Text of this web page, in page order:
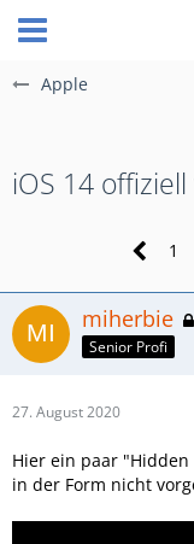
Apple
iOS 14
1
miherbie
Senior Profi
27. August 2020
Hier ein paar "Hidden
in der Form nicht